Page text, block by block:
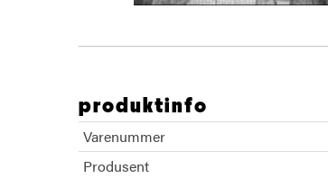
produktinfo
Varenummer
Produsent